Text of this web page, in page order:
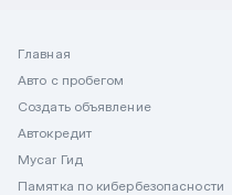
Главная
Авто с пробегом
Создать объявление
Автокредит
Mycar Гид
Памятка по кибербезопасности